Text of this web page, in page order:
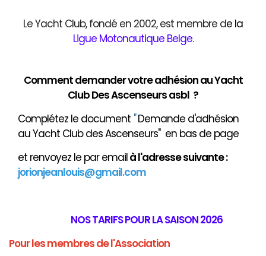
Le Yacht Club, fondé en 2002, est membre de la
Ligue Motonautique Belge.
Comment demander votre adhésion au Yacht
Club Des Ascenseurs asbl ?
Complétez le document "Demande d'adhésion
au Yacht Club des Ascenseurs" en bas de page
et renvoyez le par emailàl'adresse suivante :
jorionjeanlouis@gmail.com
NOS TARIFS POUR LA SAISON 2026
Pour les membres de l'Association